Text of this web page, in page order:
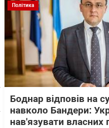
Політика
Боднар відповів на
навколо Бандери:
нав'язувати власних